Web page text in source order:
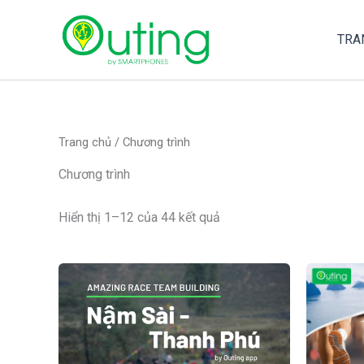
Trang chủ / Chương trình
Chương trình
Hiển thị 1–12 của 44 kết quả